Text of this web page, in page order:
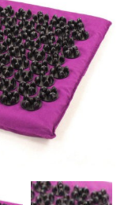
Add to Wishlist